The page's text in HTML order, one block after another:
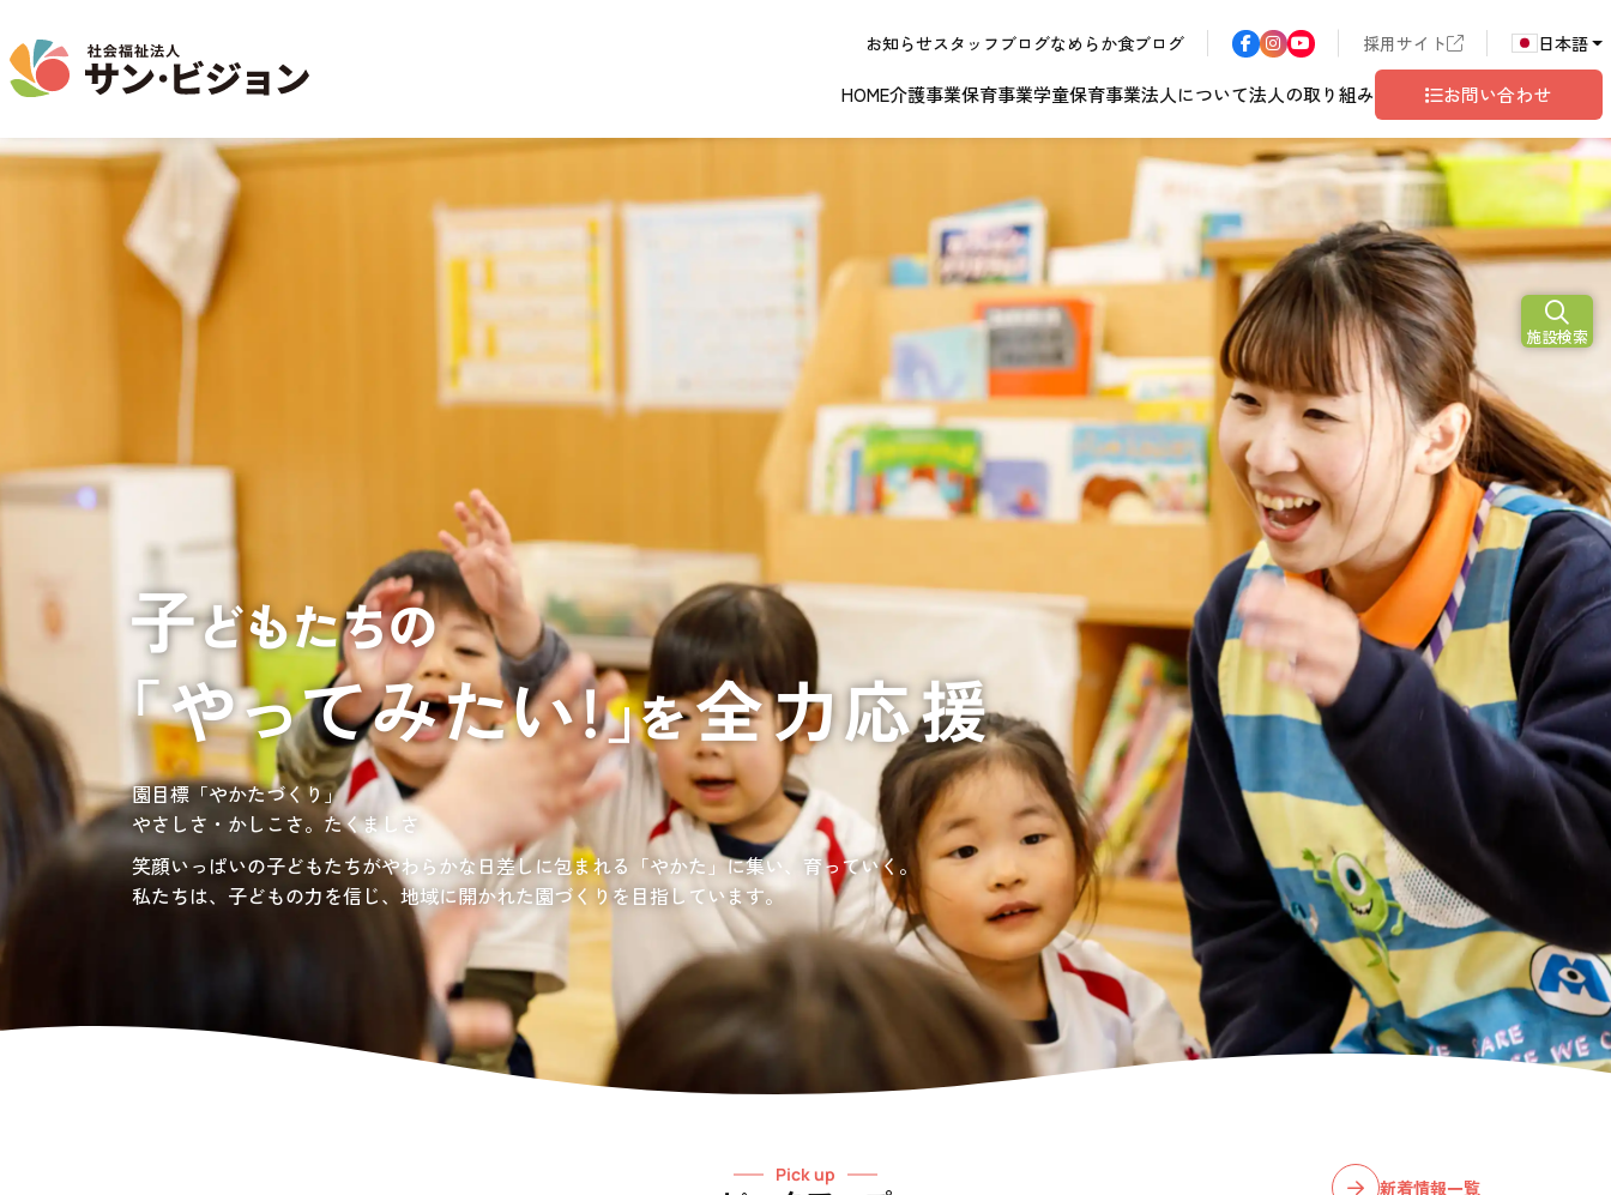
お知らせスタッフブログなめらか食ブログ 採用サイト 日本語
HOME介護事業
介護事業
江南エリア 岐阜エリア 長野エリア 東京都世田谷
複数条件検索
介護の相談に乗ってもらいたい
リハビリを受けたい
高齢者向けの部屋を借りたい
施設等に入所して介護、リハビリを受けたい
施設等に短期宿泊して介護、
施設等に通って介護、リハビリを受けたい
自宅に訪問してもらって
介護、リハビリを受けたい
通いや短期宿泊を組み合わせて介護、
リハビリを受けたい
福祉器具（車いす・ベッド等）を利用したい
認定こども園、保育園、学童を利用したい
保育事業
保育事業
ジョイフル守山保育園 ジョイフルドーム前こども園 ジョイフル多治見こども園
サン・サンこども園
グレイスフル塩尻
学童保育事業
学童保育事業
サン・サンスクール
東山公園
法人について
法人について
法人概要 / 組織図 理念 / クレド ロゴマークの由来
施設一覧 法人沿革 処遇改善加算について
法人の取り組み
法人の取り組み
活動報告 ノーリフティングポリシー 介護記録システム 地域共生
サンサンワイナリー サンサン研修センター 福祉リンク集
お問い合わせ
お問い合わせ
お問い合わせ一覧
ボランティアに関する
退職者実務経歴書
発行申請
ハラスメント
相談窓口
負担の少ない介護、ふれあいを大切にする介護、笑顔が溢れている介護を目指して。
愛知・岐阜・長野の3県下で38施設・151事業所の介護関連事業所を運営する
社会福祉法人サン・ビジョンでは、今後ますます高まる介護ニーズに幅広く対応していきます。
園目標「やかたづくり」
やさしさ・かしこさ。たくましさ
笑顔いっぱいの子どもたちがやわらかな日差しに包まれる「やかた」に集い、育っていく。
私たちは、子どもの力を信じ、地域に開かれた園づくりを目指しています。
サンサン・スクール東山公園では、小学生の児童が放課後安心して過ごせる環境を提供するとともに、
宿題・クラブ活動(英語・習字・選択)などの学習面にも力を入れて行っている学童保育所です。
NEW OPEN
2026年
10月
開設予定
通所介護
居宅介護支援
グレイスフル砧公園
東京都世田谷区大蔵3丁目4番12号
お問い合わせ先
03-6411-5781
担当：宮澤
Pick up
新着情報一覧
施設検索